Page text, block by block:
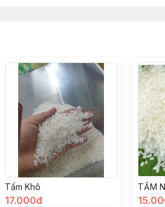
Tấm Khô
17.000đ
TẤM